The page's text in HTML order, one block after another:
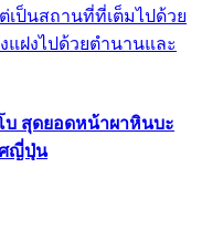
ป็นสถานที่ที่เต็มไปด้วย
แฝงไปด้วยตำนานและ
บ สุดยอดหน้าผาหินบะ
ศญี่ปุ่น